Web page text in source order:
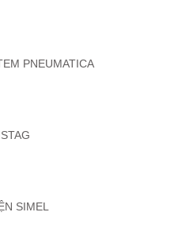
PNEUMATICA
SIMEL